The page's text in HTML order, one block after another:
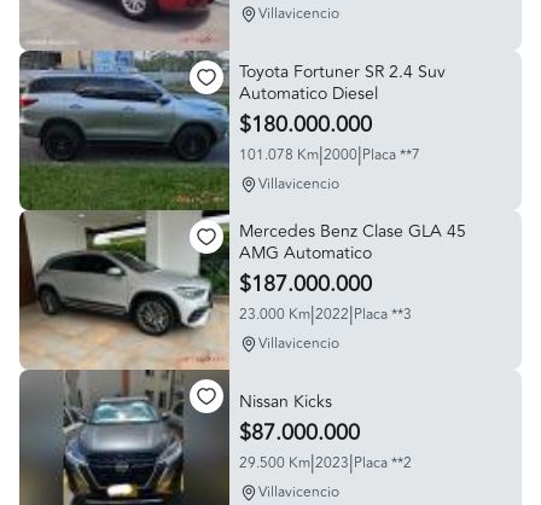
Villavicencio
Toyota Fortuner SR 2.4 Suv
Automatico Diesel
$180.000.000
101.078 Km|2000|Placa **7
Villavicencio
Mercedes Benz Clase GLA 45
AMG Automatico
$187.000.000
23.000 Km|2022|Placa **3
Villavicencio
Nissan Kicks
$87.000.000
29.500 Km|2023|Placa **2
Villavicencio